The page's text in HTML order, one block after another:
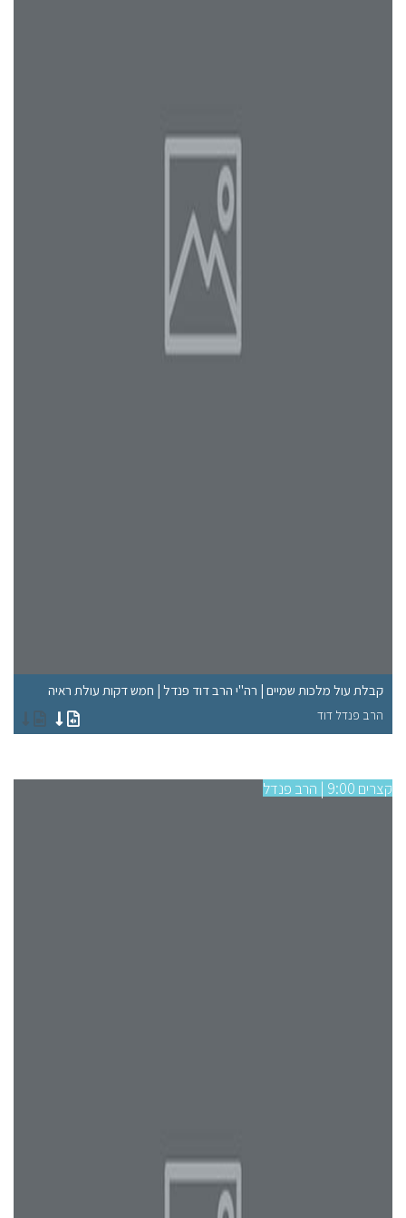
קבלת עול מלכות שמיים | רה"י הרב דוד פנדל | חמש דקות עולת ראיה
הרב פנדל דוד
קצרים 9:00 | הרב פנדל